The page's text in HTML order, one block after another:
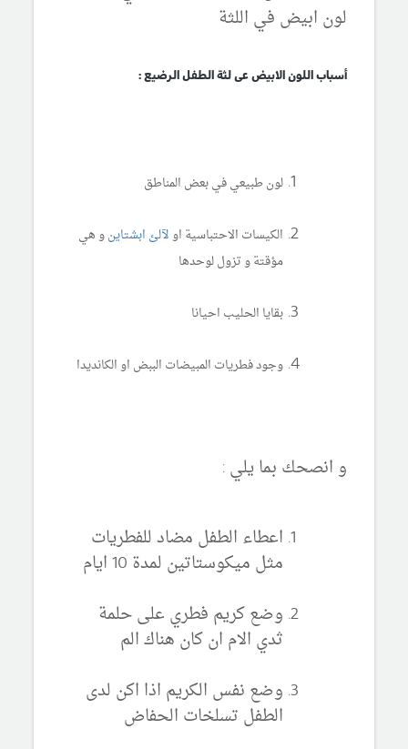
لون ابيض في اللثة
أسباب اللون الابيض عى لثة الطفل الرضيع :
لون طبيعي في بعض المناطق
الكيسات الاحتباسية اولآلئ ابشتاينو هي
مؤقتة و تزول لوحدها
بقايا الحليب احيانا
وجود فطريات المبيضات الببض او الكانديدا
و انصحك بما يلي :
اعطاء الطفل مضاد للفطريات
مثل ميكوستاتين لمدة 10 ايام
وضع كريم فطري على حلمة
ثدي الام ان كان هناك الم
وضع نفس الكريم اذا اكن لدى
الطفل تسلخات الحفاض